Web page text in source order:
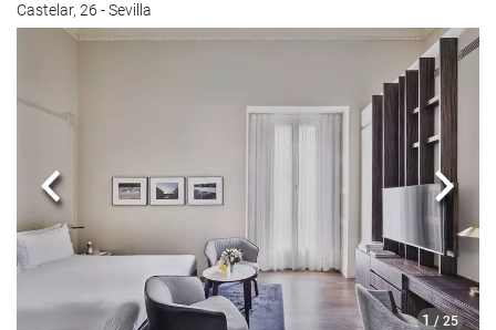
Castelar, 26 - Sevilla
1 / 25
Anterior